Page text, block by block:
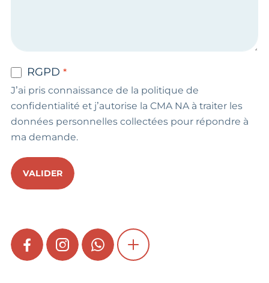
RGPD
J’ai pris connaissance de la politique de
confidentialité et j’autorise la CMA NA à traiter les
données personnelles collectées pour répondre à
ma demande.
VALIDER
FACEBOOKINSTAGRAMWHATSAPPSHOW MORE